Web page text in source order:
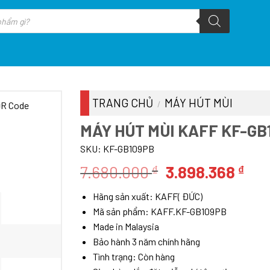
TRANG CHỦ / MÁY HÚT MÙI
MÁY HÚT MÙI KAFF KF-
SKU: KF-GB109PB
7.680.000₫ Giá
gốc
là:
7.680.000 ₫.
3.898.368 ₫Giá
Hãng sản xuất: KAFF( ĐỨC)
Mã sản phẩm: KAFF.KF-GB109PB
Made in Malaysia
Bảo hành 3 năm chính hãng
Tình trạng: Còn hàng